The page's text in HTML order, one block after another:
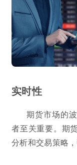
实时性
期货市场的
者至关重要。期
分析和交易策略